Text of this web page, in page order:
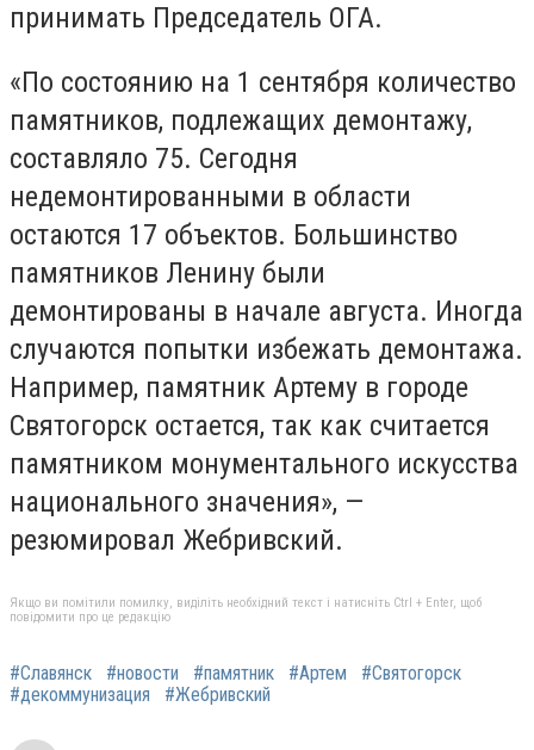
принимать Председатель ОГА.
«По состоянию на 1 сентября количество
памятников, подлежащих демонтажу,
составляло 75. Сегодня
недемонтированными в области
остаются 17 объектов. Большинство
памятников Ленину были
демонтированы в начале августа. Иногда
случаются попытки избежать демонтажа.
Например, памятник Артему в городе
Святогорск остается, так как считается
памятником монументального искусства
национального значения», —
резюмировал Жебривский.
Якщо ви помітили помилку, виділіть необхідний текст і натисніть Ctrl + Enter, щоб
повідомити про це редакцію
#Славянск #новости #памятник #Артем
#Святогорск
#декоммунизация
#Жебривский